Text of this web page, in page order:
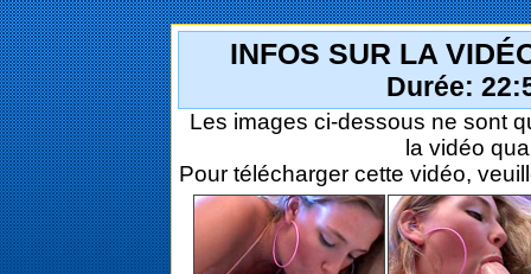
INFOS SUR LA
Durée:
Les images ci-dessous ne sont
la vidéo
Pour télécharger cette vidéo,